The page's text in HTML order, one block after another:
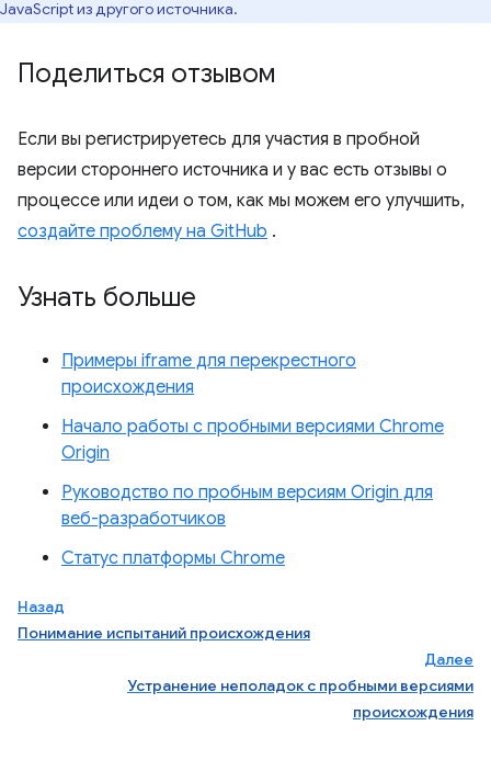
JavaScript из другого источника.
Поделиться отзывом
Если вы регистрируетесь для участия в пробной
версии стороннего источника и у вас есть отзывы о
процессе или идеи о том, как мы можем его улучшить,
создайте проблему на GitHub .
Узнать больше
Примеры iframe для перекрестного
происхождения
Начало работы с пробными версиями Chrome
Origin
Руководство по пробным версиям Origin для
веб-разработчиков
Статус платформы Chrome
Назад
Понимание испытаний происхождения
Далее
Устранение неполадок с пробными версиями
происхождения